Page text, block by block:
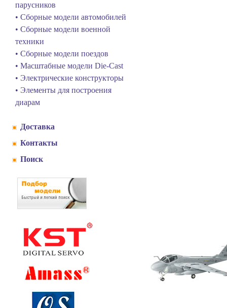
парусников
• Сборные модели автомобилей
• Сборные модели военной
техники
• Сборные модели поездов
• Масштабные модели Die-Cast
• Электрические конструкторы
• Элементы для построения
диарам
Доставка
Контакты
Поиск